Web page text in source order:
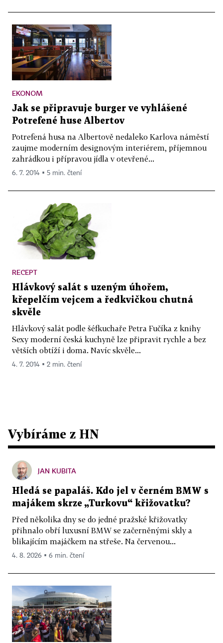
EKONOM
Jak se připravuje burger ve vyhlášené
Potrefené huse Albertov
Potrefená husa na Albertově nedaleko Karlova náměstí
zaujme moderním designovým interiérem, příjemnou
zahrádkou i přípravou jídla v otevřené...
6. 7. 2014 ▪ 5 min. čtení
RECEPT
Hlávkový salát s uzeným úhořem,
křepelčím vejcem a ředkvičkou chutná
skvěle
Hlávkový salát podle šéfkuchaře Petra Fučíka z knihy
Sexy moderní česká kuchyně lze připravit rychle a bez
větších obtíží i doma. Navíc skvěle...
4. 7. 2014 ▪ 2 min. čtení
Vybíráme z HN
JAN KUBITA
Hledá se papaláš. Kdo jel v černém BMW s
majákem skrze „Turkovu“ křižovatku?
Před několika dny se do jedné pražské křižovatky
přihnalo obří luxusní BMW se začerněnými skly a
blikajícím majáčkem na střeše. Na červenou...
4. 8. 2026 ▪ 6 min. čtení